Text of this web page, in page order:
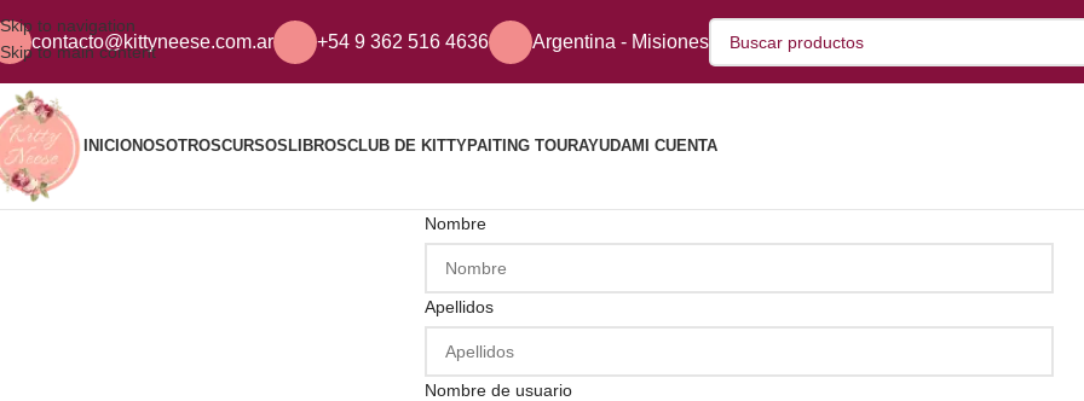
Skip to navigation
Skip to main content
contacto@kittyneese.com.ar +54 9 362 516 4636 Argentina - Misiones
INICIONOSOTROSCURSOS LIBROSCLUB DE KITTYPAITING TOURAYUDAMI CUENTA
Nombre
Apellidos
Nombre de usuario